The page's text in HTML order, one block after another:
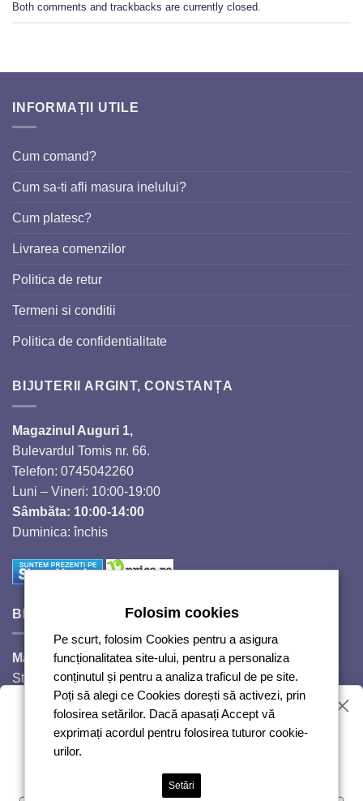
Both comments and trackbacks are currently closed.
INFORMAȚII UTILE
Cum comand?
Cum sa-ti afli masura inelului?
Cum platesc?
Livrarea comenzilor
Politica de retur
Termeni si conditii
Politica de confidentialitate
BIJUTERII ARGINT, CONSTANȚA
Magazinul Auguri 1,
Bulevardul Tomis nr. 66.
Telefon: 0745042260
Luni – Vineri: 10:00-19:00
Sâmbăta: 10:00-14:00
Duminica: închis
BIJUTERII SI CRISTALE
Magazinul Auguri 2,
Strada Răscoalei 1907, nr. 18.
Telefon: 0720224353
Luni – Vineri: 10:00-18:00
Sâmbăta: 10:00-14:00
Duminică: închis
Folosim cookies
Pe scurt, folosim Cookies pentru a asigura
funcționalitatea site-ului, pentru a personaliza
conținutul și pentru a analiza traficul de pe site.
Poți să alegi ce Cookies dorești să activezi, prin
folosirea setărilor. Dacă apasați Accept vă
exprimați acordul pentru folosirea tuturor cookie-
urilor.
Setări
Vrei reduceri?
Abonează-te și te anunțăm!